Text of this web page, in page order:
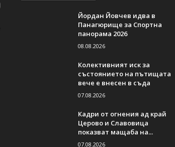
Йордан Йовчев идва в
Панагюрище за Спортна
панорама 2026
08.08.2026
Колективният иск за
състоянието на пътищата
вече е внесен в съда
07.08.2026
Кадри от огнения ад край
Церово и Славовица
показват мащаба на...
07.08.2026